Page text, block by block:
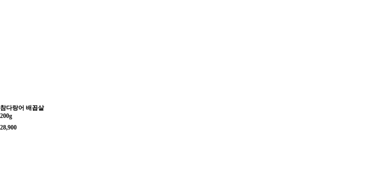
참다랑어 배꼽살
200g
28,900